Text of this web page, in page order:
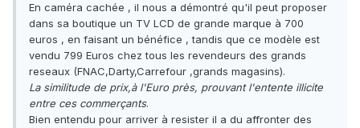
En caméra cachée , il nous a démontré qu'il peut proposer
dans sa boutique un TV LCD de grande marque à 700
euros , en faisant un bénéfice , tandis que ce modèle est
vendu 799 Euros chez tous les revendeurs des grands
reseaux (FNAC,Darty,Carrefour ,grands magasins).
La similitude de prix,à l'Euro près, prouvant l'entente illicite
entre ces commerçants.
Bien entendu pour arriver à resister il a du affronter des